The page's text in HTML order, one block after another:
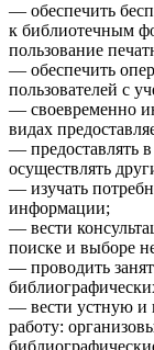
— обеспечить
к библиотечным
пользование
— обеспечить
пользователей с
— своевременно
видах
— предоставлять в
осуществлять
— изучать
информации;
— вести
поиске и выборе
— проводить
— вести устную и
работу: